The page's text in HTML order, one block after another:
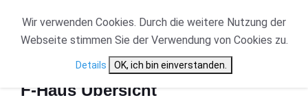
F-Haus Übersicht
F-Haus Übersicht
Wir verwenden Cookies. Durch die weitere Nutzung der
Webseite stimmen Sie der Verwendung von Cookies zu.
Details OK, ich bin einverstanden.